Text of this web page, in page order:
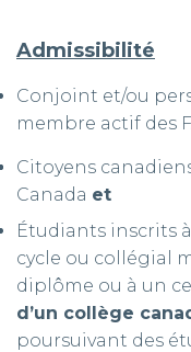
Admissibilité
Conjoint et/ou
membre actif des
Citoyens
Canada et
Étudiants inscrits
cycle ou collégial
diplôme ou à un
d’un collège
poursuivant des